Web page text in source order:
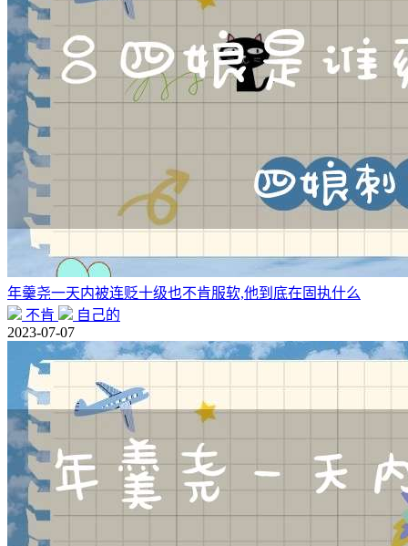
年羹尧一天内被连贬十级也不肯服软,他到底在固执什么
不肯
自己的
2023-07-07